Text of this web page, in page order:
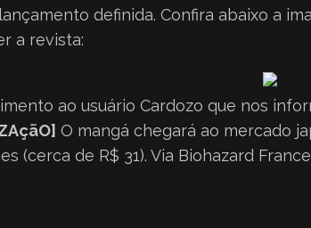
definida. Confira abaixo a
a revista:
ao usuário Cardozo que nos
O mangá chegará ao mercado
(cerca de R$ 31). Via Biohazard France